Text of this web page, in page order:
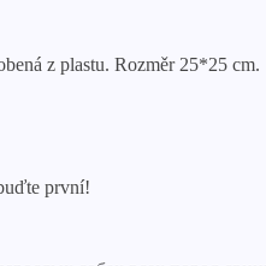
z plastu. Rozměr 25*25 cm.
první!